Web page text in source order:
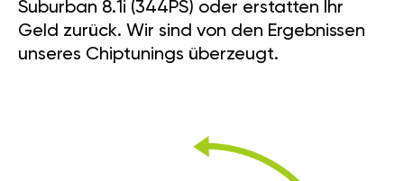
Suburban 8.1i (344PS) oder erstatten Ihr
Geld zurück. Wir sind von den Ergebnissen
unseres Chiptunings überzeugt.